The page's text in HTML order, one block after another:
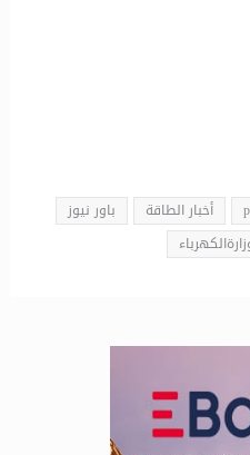
أخبار الطاقة
باور نيوز